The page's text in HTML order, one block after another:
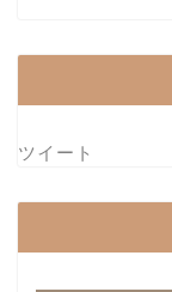
ツイート